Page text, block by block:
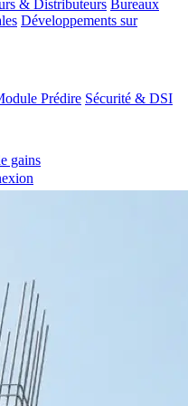
& Distributeurs Bureaux
Développements sur
Prédire Sécurité & DSI
gains